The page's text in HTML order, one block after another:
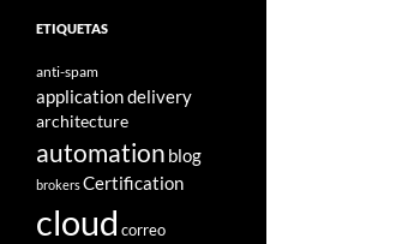
ETIQUETAS
anti-spam
application delivery
architecture
automation blog
brokersCertification
cloud correo